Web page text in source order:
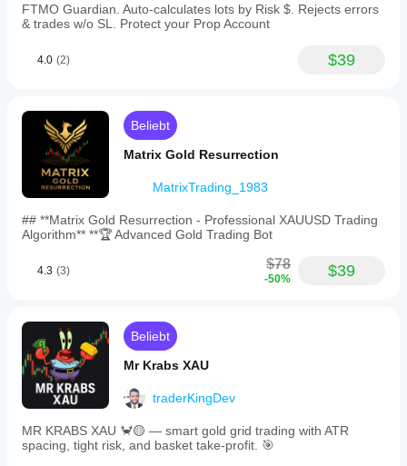
minimum
volume
size.
supports
account-
wide
daily
limits
across
all
Settings
configurable
the
close
RR
level
and
percentage,
breakeven
level
and
FTMO Guardian. Auto-calculates lots by Risk $. Rejects errors
& trades w/o SL. Protect your Prop Account
4.0 (2) $39
Beliebt
Matrix Gold Resurrection
MatrixTrading_1983
## **Matrix Gold Resurrection - Professional XAUUSD Trading
Algorithm** **🏆 Advanced Gold Trading Bot
4.3 (3) $78
-50% $39
Beliebt
Mr Krabs XAU
traderKingDev
MR KRABS XAU 🦀🟡 — smart gold grid trading with ATR
spacing, tight risk, and basket take-profit. 🎯